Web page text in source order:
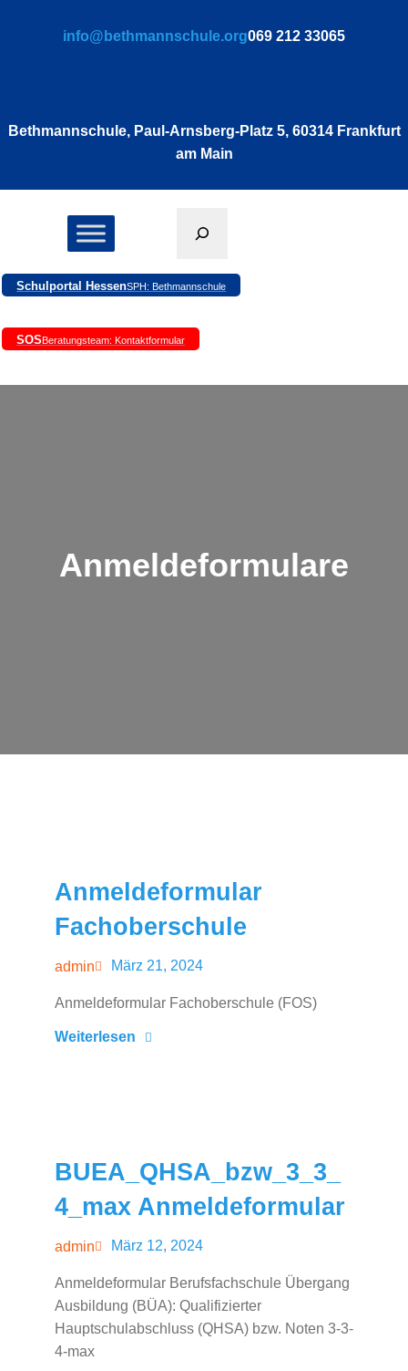
info@bethmannschule.org069 212 33065
Bethmannschule, Paul-Arnsberg-Platz 5, 60314 Frankfurt
am Main
Schulportal HessenSPH: Bethmannschule
SOSBeratungsteam: Kontaktformular
Anmeldeformulare
Anmeldeformular
Fachoberschule
admin März 21, 2024
Anmeldeformular Fachoberschule (FOS)
Weiterlesen
BUEA_QHSA_bzw_3_3_
4_max Anmeldeformular
admin März 12, 2024
Anmeldeformular Berufsfachschule Übergang
Ausbildung (BÜA): Qualifizierter
Hauptschulabschluss (QHSA) bzw. Noten 3-3-
4-max